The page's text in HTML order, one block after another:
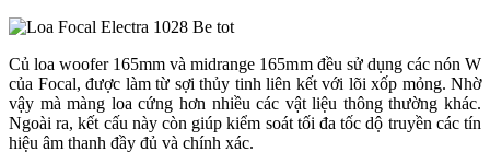
Củ loa woofer 165mm và midrange 165mm đều sử dụng các nón W
của Focal, được làm từ sợi thủy tinh liên kết với lõi xốp mỏng. Nhờ
vậy mà màng loa cứng hơn nhiều các vật liệu thông thường khác.
Ngoài ra, kết cấu này còn giúp kiểm soát tối đa tốc dộ truyền các tín
hiệu âm thanh đầy đủ và chính xác.